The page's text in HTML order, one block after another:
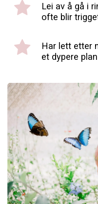
Lei av å gå i
ofte blir
Har lett etter
et dypere plan